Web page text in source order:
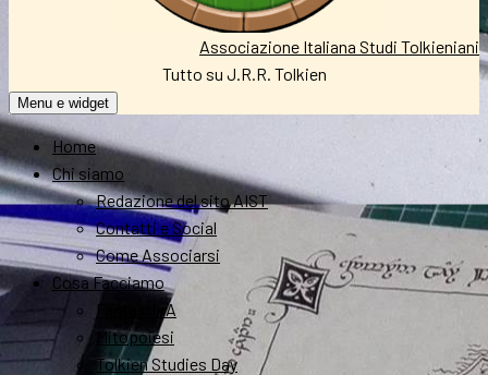
Associazione Italiana Studi Tolkieniani
Tutto su J.R.R. Tolkien
Menu e widget
Home
Chi siamo
Redazione del sito AIST
Contatti e Social
Come Associarsi
Cosa Facciamo
FantastikA
Mitopoiesi
Tolkien Studies Day